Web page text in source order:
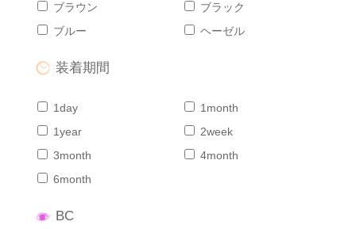
ブラウン
ブラック
ブルー
ヘーゼル
装着期間
1day
1month
1year
2week
3month
4month
6month
BC